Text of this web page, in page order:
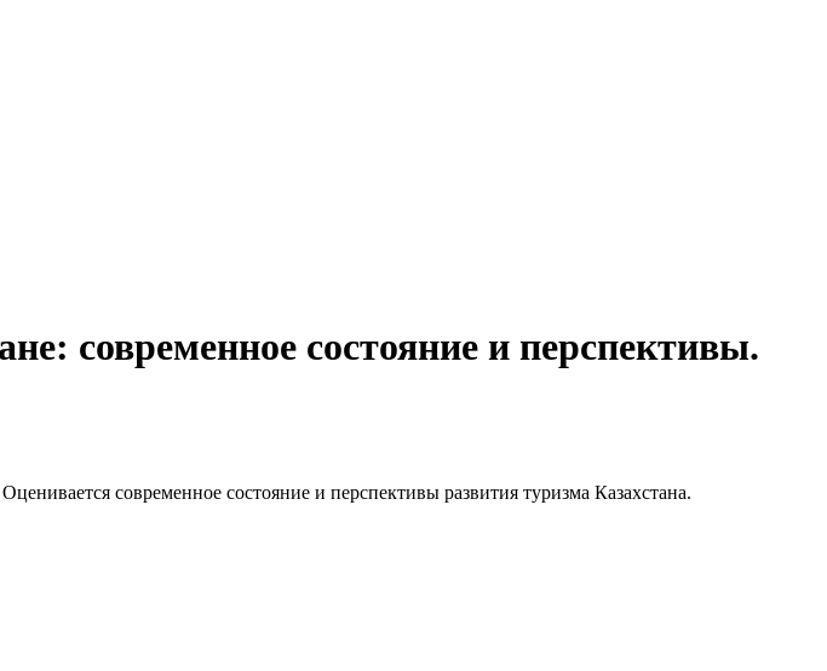
современное состояние и перспективы.
современное состояние и перспективы развития туризма Казахстана.